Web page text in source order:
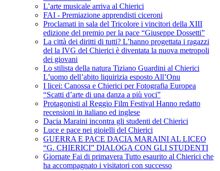
L’arte musicale arriva al Chierici
FAI - Premiazione apprendisti ciceroni
Proclamati in sala del Tricolore i vincitori della XIII
edizione del premio per la pace “Giuseppe Dossetti”
La città dei diritti di tutti? L’hanno progettata i ragazzi
del la IVG del Chierici è diventata la nuova metropoli
dei giovani
Lo stilista della natura Tiziano Guardini al Chierici
L’uomo dell’abito liquirizia esposto All’Onu
I licei: Canossa e Chierici per Fotografia Europea
“Scatti d’arte di una danza a più voci”
Protagonisti al Reggio Film Festival Hanno redatto
recensioni in italiano ed inglese
Dacia Maraini incontra gli studenti del Chierici
Luce e pace nei gioielli del Chierici
GUERRA E PACE DACIA MARAINI AL LICEO
“G. CHIERICI” DIALOGA CON GLI STUDENTI
Giornate Fai di primavera Tutto esaurito al Chierici che
ha accompagnato i visitatori con successo